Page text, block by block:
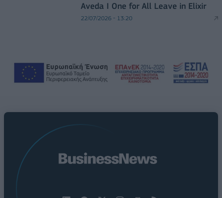
Aveda I One for All Leave in Elixir
22/07/2026 - 13:20